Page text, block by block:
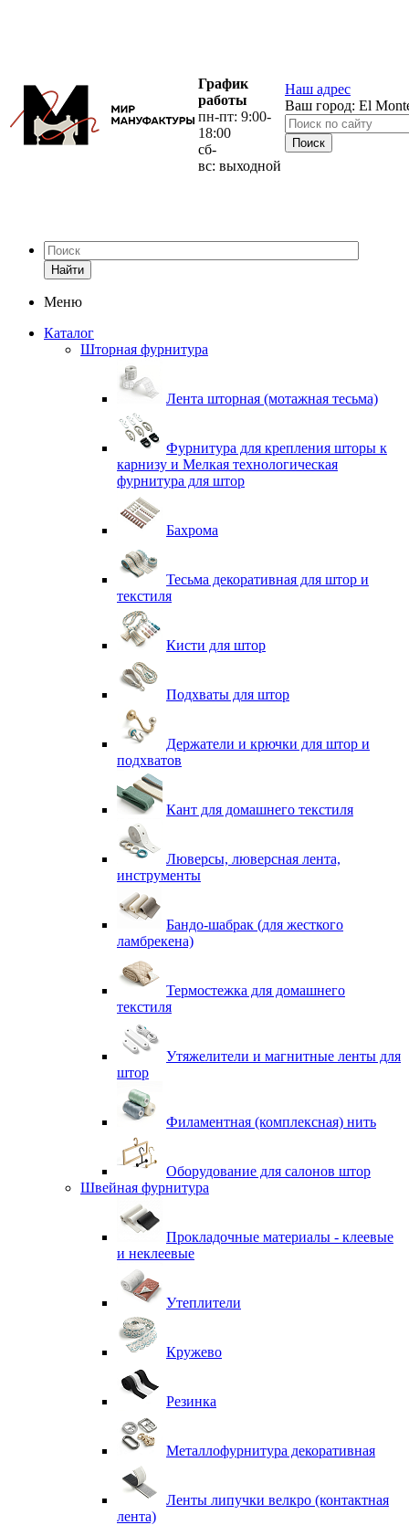
График
работы
пн-пт: 9:00-
18:00
сб-
вс: выходной
Наш адрес
Ваш город: El
Найти
Меню
Каталог
Шторная фурнитура
Лента шторная (мотажная тесьма)
Фурнитура для крепления шторы к
карнизу и Мелкая технологическая
фурнитура для штор
Бахрома
Тесьма декоративная для штор и
текстиля
Кисти для штор
Подхваты для штор
Держатели и крючки для штор и
подхватов
Кант для домашнего текстиля
Люверсы, люверсная лента,
инструменты
Бандо-шабрак (для жесткого
ламбрекена)
Термостежка для домашнего
текстиля
Утяжелители и магнитные ленты для
штор
Филаментная (комплексная) нить
Оборудование для салонов штор
Швейная фурнитура
Прокладочные материалы - клеевые
и неклеевые
Утеплители
Кружево
Резинка
Металлофурнитура декоративная
Ленты липучки велкро (контактная
лента)